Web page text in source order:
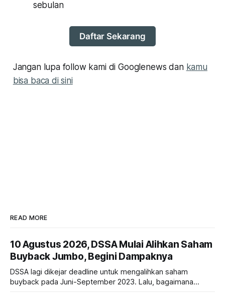
sebulan
Daftar Sekarang
Jangan lupa follow kami di Googlenews dan kamu
bisa baca di sini
READ MORE
10 Agustus 2026, DSSA Mulai Alihkan Saham
Buyback Jumbo, Begini Dampaknya
DSSA lagi dikejar deadline untuk mengalihkan saham
buyback pada Juni-September 2023. Lalu, bagaimana